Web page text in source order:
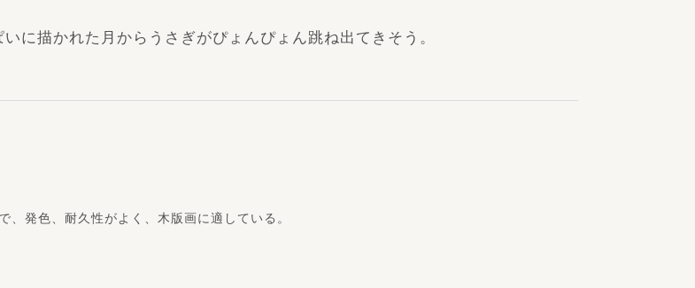
、発色、耐久性がよく、木版画に適している。
に描かれた月からうさぎがぴょんぴょん跳ね出てきそう。